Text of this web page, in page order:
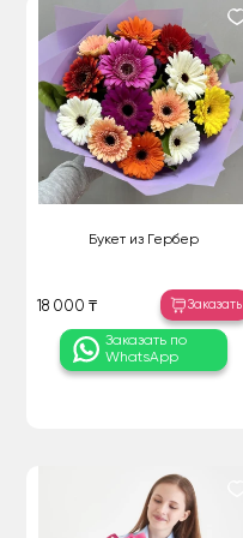
Букет из Гербер
18 000 ₸ Заказать
Заказать по
WhatsApp